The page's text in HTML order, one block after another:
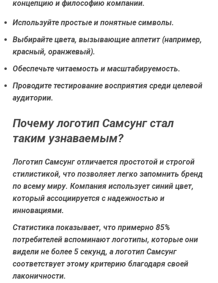
концепцию и философию компании.
Используйте простые и понятные символы.
Выбирайте цвета, вызывающие аппетит (например,
красный, оранжевый).
Обеспечьте читаемость и масштабируемость.
Проводите тестирование восприятия среди целевой
аудитории.
Почему логотип Самсунг стал
таким узнаваемым?
Логотип Самсунг отличается простотой и строгой
стилистикой, что позволяет легко запомнить бренд
по всему миру. Компания использует синий цвет,
который ассоциируется с надежностью и
инновациями.
Статистика показывает, что примерно 85%
потребителей вспоминают логотипы, которые они
видели не более 5 секунд, а логотип Самсунг
соответствует этому критерию благодаря своей
лаконичности.